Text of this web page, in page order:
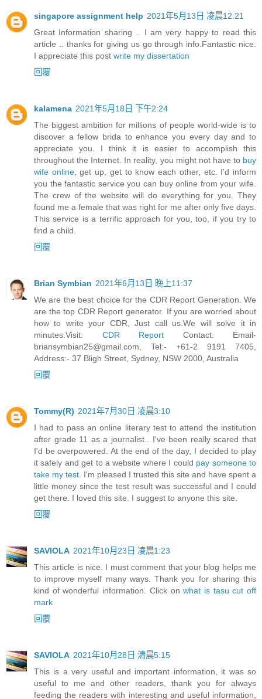
singapore assignment help 2021年5月13日 凌晨12:21
Great Information sharing .. I am very happy to read this
article .. thanks for giving us go through info.Fantastic nice.
I appreciate this post write my dissertation
回覆
kalamena 2021年5月18日 下午2:24
The biggest ambition for millions of people world-wide is to
discover a fellow brida to enhance you every day and to
appreciate you. I think it is easier to accomplish this
throughout the Internet. In reality, you might not have to buy
wife online, get up, get to know each other, etc. I'd inform
you the fantastic service you can buy online from your wife.
The crew of the website will do everything for you. They
found me a female that was right for me after only five days.
This service is a terrific approach for you, too, if you try to
find a child.
回覆
Brian Symbian 2021年6月13日 晚上11:37
We are the best choice for the CDR Report Generation. We
are the top CDR Report generator. If you are worried about
how to write your CDR, Just call us.We will solve it in
minutes.Visit: CDR Report Contact: Email-
briansymbian25@gmail.com , Tel:- +61-2 9191 7405,
Address:- 37 Bligh Street, Sydney, NSW 2000, Australia
回覆
Tommy(R) 2021年7月30日 凌晨3:10
I had to pass an online literary test to attend the institution
after grade 11 as a journalist.. I've been really scared that
I'd be overpowered. At the end of the day, I decided to play
it safely and get to a website where I could pay someone to
take my test . I'm pleased I trusted this site and have spent a
little money since the test result was successful and I could
get there. I loved this site. I suggest to anyone this site.
回覆
SAVIOLA 2021年10月23日 凌晨1:23
This article is nice. I must comment that your blog helps me
to improve myself many ways. Thank you for sharing this
kind of wonderful information. Click onwhat is tasu cut off
mark
回覆
SAVIOLA 2021年10月28日 清晨5:15
This is a very useful and important information, it was so
useful to me and other readers, thank you for always
feeding the readers with interesting and useful information,